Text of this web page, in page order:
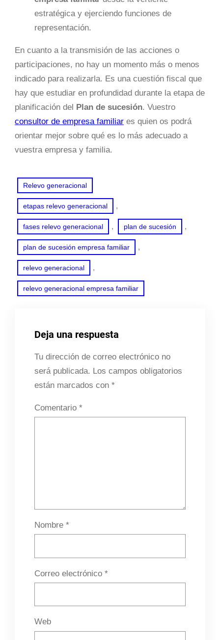
estratégica y ejerciendo funciones de
representación.
En cuanto a la transmisión de las acciones o
participaciones, no hay un momento más o menos
indicado para realizarla. Es una cuestión fiscal que
hay que estudiar en profundidad durante la etapa de
planificación del Plan de sucesión. Vuestro
consultor de empresa familiar es quien os podrá
orientar mejor sobre qué es lo más adecuado a
vuestra empresa y familia.
Relevo generacional
etapas relevo generacional ,
fases relevo generacional , plan de sucesión ,
plan de sucesión empresa familiar ,
relevo generacional ,
relevo generacional empresa familiar
Deja una respuesta
Tu dirección de correo electrónico no
será publicada. Los campos obligatorios
están marcados con *
Comentario *
Nombre *
Correo electrónico *
Web